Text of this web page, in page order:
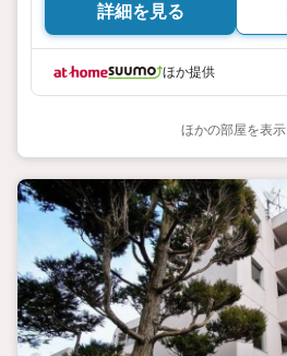
詳細を見る
ほか提供
ほかの部屋を表示